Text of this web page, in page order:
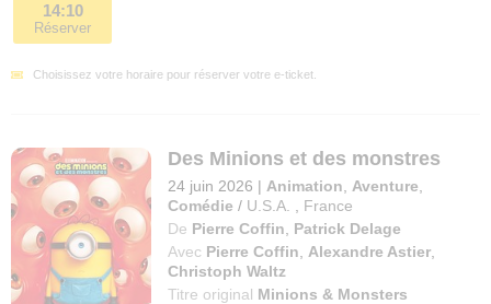
14:10
Réserver
Choisissez votre horaire pour réserver votre e-ticket.
Des Minions et des monstres
24 juin 2026 | Animation Aventure
Comédie / U.S.A.
France
De Pierre Coffin
Patrick Delage
Avec Pierre Coffin Alexandre Astier
Christoph Waltz
Titre original Minions & Monsters